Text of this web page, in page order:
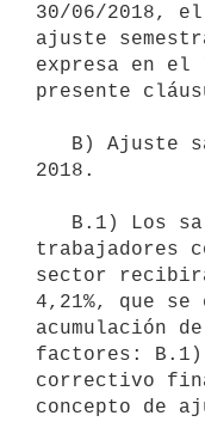
30/06/2018,
ajuste
expresa en
presente
2018.
trabajadores
sector
4,21%, que se
acumulación
factores: B.1)
correctivo
concepto de